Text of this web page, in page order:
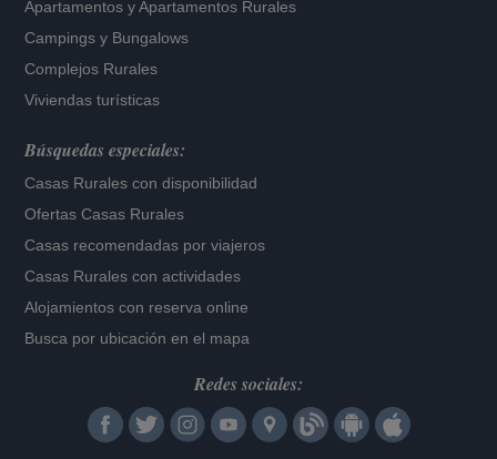
Apartamentos yApartamentos Rurales
Campings y Bungalows
Complejos Rurales
Viviendas turísticas
Búsquedas especiales:
Casas Rurales con disponibilidad
Ofertas Casas Rurales
Casas recomendadas por viajeros
Casas Rurales con actividades
Alojamientos con reserva online
Busca por ubicación en el mapa
Redes sociales: